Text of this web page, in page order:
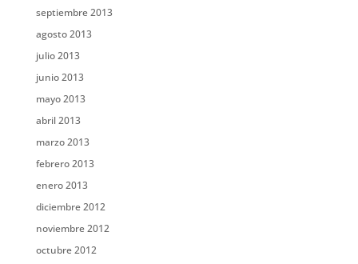
septiembre 2013
agosto 2013
julio 2013
junio 2013
mayo 2013
abril 2013
marzo 2013
febrero 2013
enero 2013
diciembre 2012
noviembre 2012
octubre 2012